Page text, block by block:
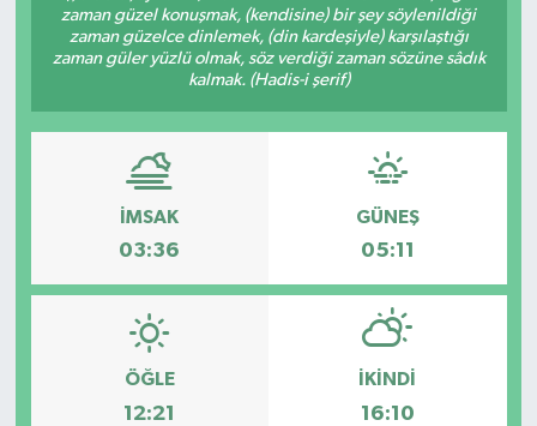
zaman güzel konuşmak, (kendisine) bir şey söylenildiği
zaman güzelce dinlemek, (din kardeşiyle) karşılaştığı
zaman güler yüzlü olmak, söz verdiği zaman sözüne sâdık
kalmak. (Hadis-i şerif)
İMSAK
03:36
GÜNEŞ
05:11
ÖĞLE
12:21
İKINDI
16:10